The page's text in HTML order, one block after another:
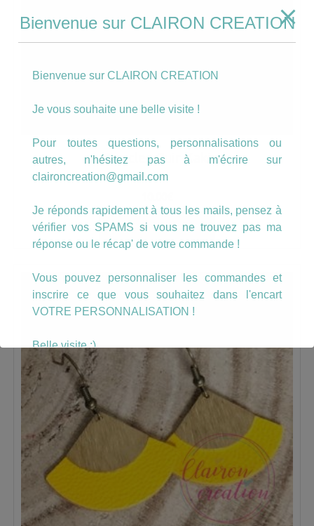
Boucles Cuir Kaki
AJOUTER AU PANIER
Bienvenue sur CLAIRON CREATION
Bienvenue sur CLAIRON CREATION
Je vous souhaite une belle visite !
Pour toutes questions, personnalisations ou
autres, n'hésitez pas à m'écrire sur
claironcreation@gmail.com
Je réponds rapidement à tous les mails, pensez à
vérifier vos SPAMS si vous ne trouvez pas ma
réponse ou le récap' de votre commande !
Vous pouvez personnaliser les commandes et
inscrire ce que vous souhaitez dans l'encart
VOTRE PERSONNALISATION !
Belle visite :)